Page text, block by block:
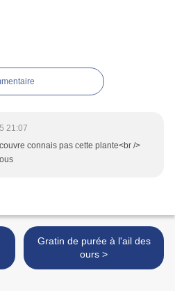
21:07
connais pas cette plante<br />
Gratin de purée à l'ail des
ours >